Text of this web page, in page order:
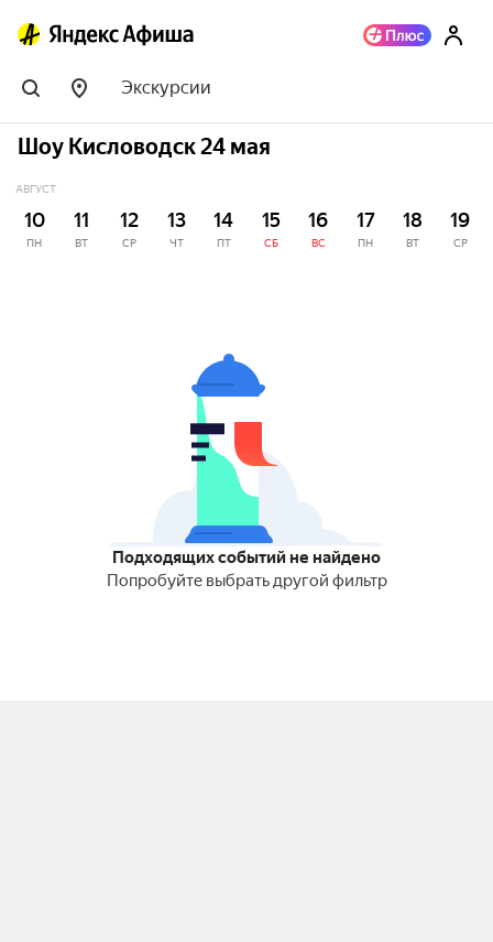
Экскурсии
Шоу Кисловодск 24 мая
АВГУСТ
10
ПН
11
ВТ
12
СР
13
ЧТ
14
ПТ
15
СБ
16
ВС
17
ПН
18
ВТ
19
СР
Подходящих событий не найдено
Попробуйте выбрать другой фильтр